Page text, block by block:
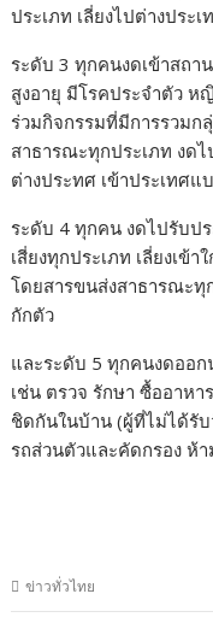
ประเภท เลี่ยงไปต่างประ
ระดับ 3 ทุกคนงดเข้าสถา
สูงอายุ มีโรคประจำตัว ห
ร่วมกิจกรรมที่มีการรวมก
สาธารณะทุกประเภท งดไ
ต่างประทศ เข้าประเทศแ
ระดับ 4 ทุกคน งดไปรับป
เสี่ยงทุกประเภท เลี่ยงเข้
โดยสารขนส่งสาธารณะทุ
กักตัว
และระดับ 5 ทุกคนงดออก
เช่น ตรวจ รักษา ซื้ออาห
ชิดกันในบ้าน (ผู้ที่ไม่ได้รั
รถส่วนตัวและคัดกรอง ห้
ข่าวทั่วไทย